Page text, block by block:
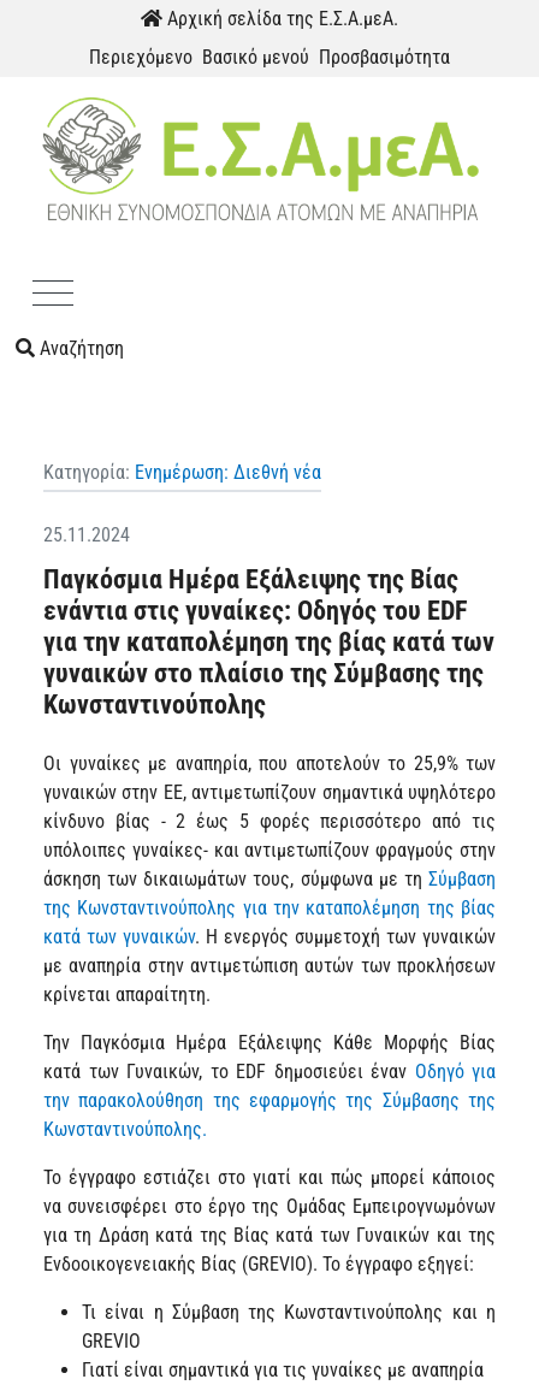
Παράκαμψη προς το περιεχόμενοΑρχική σελίδα της Ε.Σ.Α.μεΑ.
Περιεχόμενο Βασικό μενού Προσβασιμότητα
Αναζήτηση
Κατηγορία: Ενημέρωση: Διεθνή νέα
25.11.2024
Παγκόσμια Ημέρα Εξάλειψης της Βίας
ενάντια στις γυναίκες: Οδηγός του EDF
για την καταπολέμηση της βίας κατά των
γυναικών στο πλαίσιο της Σύμβασης της
Κωνσταντινούπολης
Οι γυναίκες με αναπηρία, που αποτελούν το 25,9% των
γυναικών στην ΕΕ, αντιμετωπίζουν σημαντικά υψηλότερο
κίνδυνο βίας - 2 έως 5 φορές περισσότερο από τις
υπόλοιπες γυναίκες- και αντιμετωπίζουν φραγμούς στην
άσκηση των δικαιωμάτων τους, σύμφωνα με τη Σύμβαση
της Κωνσταντινούπολης για την καταπολέμηση της βίας
κατά των γυναικών. Η ενεργός συμμετοχή των γυναικών
με αναπηρία στην αντιμετώπιση αυτών των προκλήσεων
κρίνεται απαραίτητη.
Την Παγκόσμια Ημέρα Εξάλειψης Κάθε Μορφής Βίας
κατά των Γυναικών, το EDF δημοσιεύει έναν Οδηγό για
την παρακολούθηση της εφαρμογής της Σύμβασης της
Κωνσταντινούπολης.
Το έγγραφο εστιάζει στο γιατί και πώς μπορεί κάποιος
να συνεισφέρει στο έργο της Ομάδας Εμπειρογνωμόνων
για τη Δράση κατά της Βίας κατά των Γυναικών και της
Ενδοοικογενειακής Βίας (GREVIO). Το έγγραφο εξηγεί:
Τι είναι η Σύμβαση της Κωνσταντινούπολης και η
GREVIO
Γιατί είναι σημαντικά για τις γυναίκες με αναπηρία